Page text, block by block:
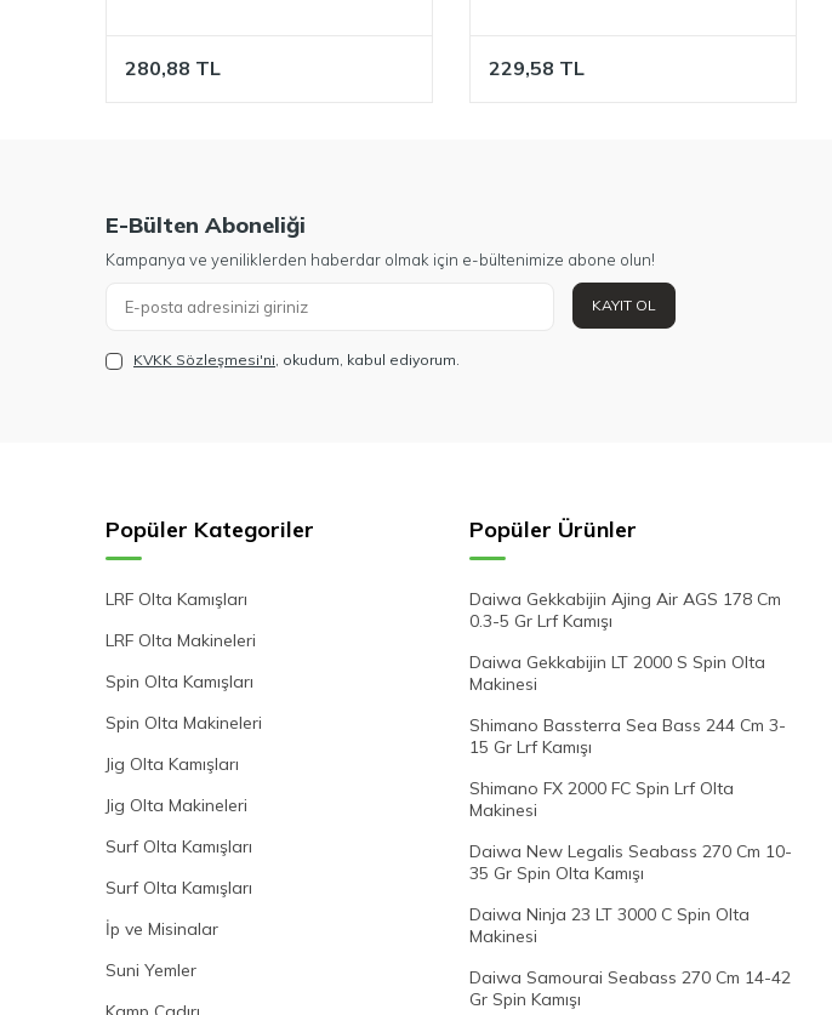
280,88 TL 229,58 TL
E-Bülten Aboneliği
Kampanya ve yeniliklerden haberdar olmak için e-bültenimize abone olun!
KAYIT OL
KVKK Sözleşmesi'ni , okudum, kabul ediyorum.
Popüler Kategoriler
LRF Olta Kamışları
LRF Olta Makineleri
Spin Olta Kamışları
Spin Olta Makineleri
Jig Olta Kamışları
Jig Olta Makineleri
Surf Olta Kamışları
Surf Olta Kamışları
İp ve Misinalar
Suni Yemler
Popüler Ürünler
Daiwa Gekkabijin Ajing Air AGS 178 Cm
0.3-5 Gr Lrf Kamışı
Daiwa Gekkabijin LT 2000 S Spin Olta
Makinesi
Shimano Bassterra Sea Bass 244 Cm 3-
15 Gr Lrf Kamışı
Shimano FX 2000 FC Spin Lrf Olta
Makinesi
Daiwa New Legalis Seabass 270 Cm 10-
35 Gr Spin Olta Kamışı
Daiwa Ninja 23 LT 3000 C Spin Olta
Makinesi
Daiwa Samourai Seabass 270 Cm 14-42
Gr Spin Kamışı